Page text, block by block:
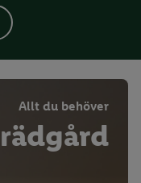
Allt du behöver